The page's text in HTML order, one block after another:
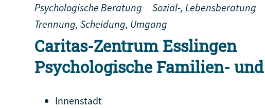
Psychologische Beratung
Sozial-, Lebensberatung
Trennung, Scheidung, Umgang
Caritas-Zentrum Esslingen
Psychologische Familien-
Innenstadt